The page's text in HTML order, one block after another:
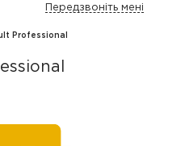
Передзвоніть мені
Professional